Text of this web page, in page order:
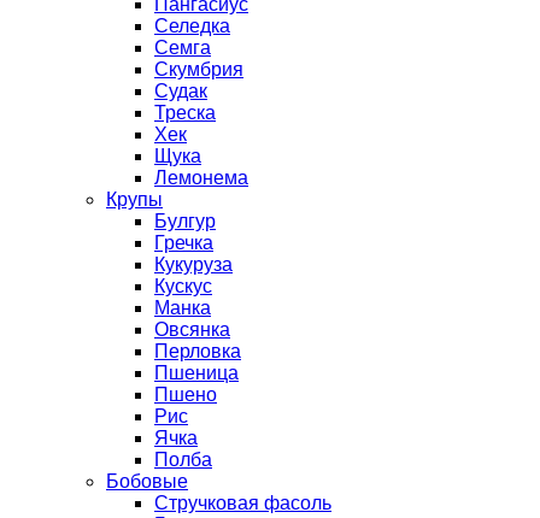
Пангасиус
Селедка
Семга
Скумбрия
Судак
Треска
Хек
Щука
Лемонема
Крупы
Булгур
Гречка
Кукуруза
Кускус
Манка
Овсянка
Перловка
Пшеница
Пшено
Рис
Ячка
Полба
Бобовые
Стручковая фасоль